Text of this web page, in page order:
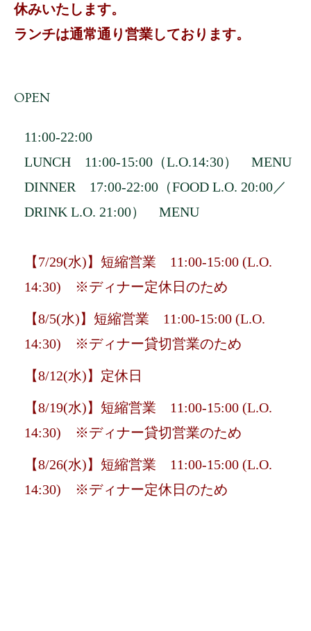
休みいたします。
ランチは通常通り営業しております。
OPEN
11:00-22:00
LUNCH 11:00-15:00（L.O.14:30） MENU
DINNER 17:00-22:00（FOOD L.O. 20:00／
DRINK L.O. 21:00） MENU
【7/29(水)】短縮営業 11:00-15:00 (L.O.
14:30) ※ディナー定休日のため
【8/5(水)】短縮営業 11:00-15:00 (L.O.
14:30) ※ディナー貸切営業のため
【8/12(水)】定休日
【8/19(水)】短縮営業 11:00-15:00 (L.O.
14:30) ※ディナー貸切営業のため
【8/26(水)】短縮営業 11:00-15:00 (L.O.
14:30) ※ディナー定休日のため